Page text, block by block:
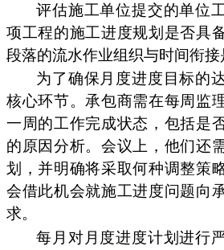
评估施工单位提交的单位
项工程的施工进度规划是否具
段落的流水作业组织与时间衔接
为了确保月度进度目标的
核心环节。承包商需在每周监
一周的工作完成状态，包括是
的原因分析。会议上，他们还
划，并明确将采取何种调整策
会借此机会就施工进度问题向
求。
每月对月度进度计划进行